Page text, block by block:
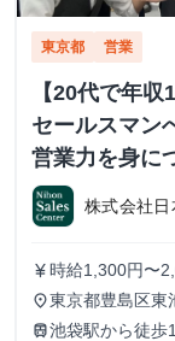
東京都 営業
【20代で年
セールスマン
営業力を身に
せんか？ ※当
可 #1.2年生可
の長期・有給
株式会社
currency_yen 時給1,300円〜
place東京都豊島区東
train池袋駅から徒歩